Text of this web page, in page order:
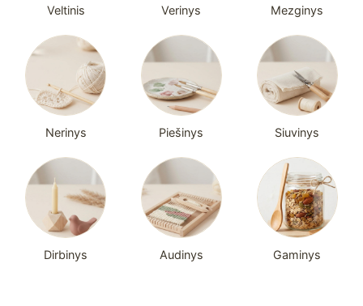
Veltinis Verinys Mezginys
Nerinys Piešinys Siuvinys
Dirbinys Audinys Gaminys